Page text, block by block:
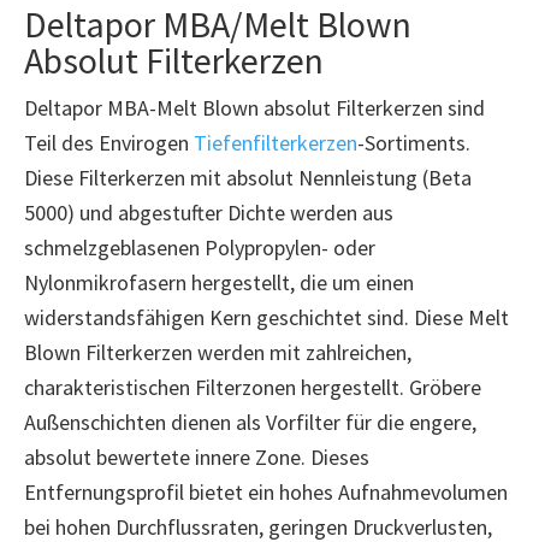
Deltapor MBA/Melt Blown
Absolut Filterkerzen
Deltapor MBA-Melt Blown absolut Filterkerzen sind
Teil des Envirogen Tiefenfilterkerzen-Sortiments.
Diese Filterkerzen mit absolut Nennleistung (Beta
5000) und abgestufter Dichte werden aus
schmelzgeblasenen Polypropylen- oder
Nylonmikrofasern hergestellt, die um einen
widerstandsfähigen Kern geschichtet sind. Diese Melt
Blown Filterkerzen werden mit zahlreichen,
charakteristischen Filterzonen hergestellt. Gröbere
Außenschichten dienen als Vorfilter für die engere,
absolut bewertete innere Zone. Dieses
Entfernungsprofil bietet ein hohes Aufnahmevolumen
bei hohen Durchflussraten, geringen Druckverlusten,